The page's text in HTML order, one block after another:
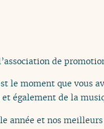
de
le moment que vous
également de la
année et nos